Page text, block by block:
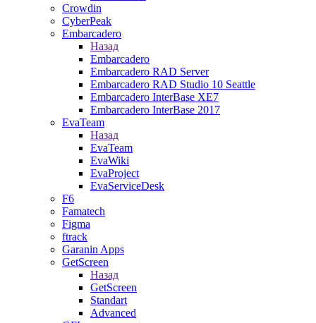
Crowdin
CyberPeak
Embarcadero
Назад
Embarcadero
Embarcadero RAD Server
Embarcadero RAD Studio 10 Seattle
Embarcadero InterBase XE7
Embarcadero InterBase 2017
EvaTeam
Назад
EvaTeam
EvaWiki
EvaProject
EvaServiceDesk
F6
Famatech
Figma
ftrack
Garanin Apps
GetScreen
Назад
GetScreen
Standart
Advanced